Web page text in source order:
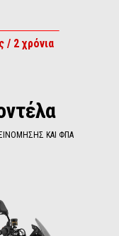
/ 2 χρόνια
ΚΑΙ ΦΠΑ